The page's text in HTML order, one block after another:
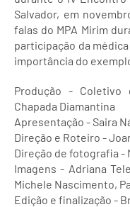
Salvador, em
falas do MPA Mirim
participação da
importância do
Produção - Coletivo
Chapada Diamantina
Apresentação - Saira
Direção e Roteiro -
Direção de fotografia -
Imagens - Adriana
Michele Nascimento,
Edição e finalização -